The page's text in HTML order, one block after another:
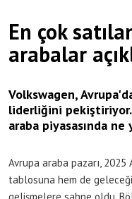
En çok
arabalar
Volkswagen,
liderliğini
araba piyasasında ne
Avrupa araba pazarı,
tablosuna hem de